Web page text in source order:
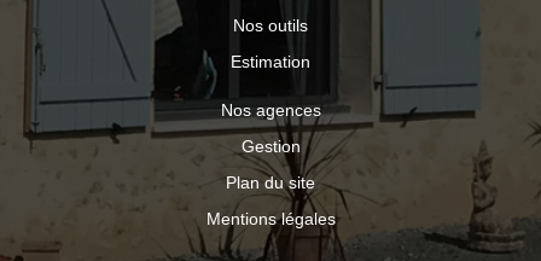
Nos outils
Estimation
Nos agences
Gestion
Plan du site
Mentions légales